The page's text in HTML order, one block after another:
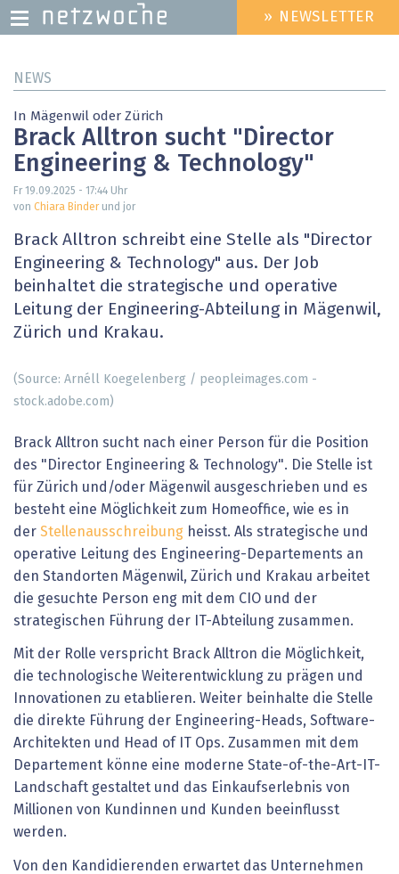
zum
HEADER
MENU
» NEWSLETTER
NEWS
In Mägenwil oder Zürich
Brack Alltron sucht "Director
Engineering & Technology"
Fr 19.09.2025 - 17:44 Uhr
von Chiara Binderund jor
Brack Alltron schreibt eine Stelle als "Director
Engineering & Technology" aus. Der Job
beinhaltet die strategische und operative
Leitung der Engineering-Abteilung in Mägenwil,
Zürich und Krakau.
(Source: Arnéll Koegelenberg / peopleimages.com -
stock.adobe.com)
Brack Alltron sucht nach einer Person für die Position
des "Director Engineering & Technology". Die Stelle ist
für Zürich und/oder Mägenwil ausgeschrieben und es
besteht eine Möglichkeit zum Homeoffice, wie es in
der Stellenausschreibung heisst. Als strategische und
operative Leitung des Engineering-Departements an
den Standorten Mägenwil, Zürich und Krakau arbeitet
die gesuchte Person eng mit dem CIO und der
strategischen Führung der IT-Abteilung zusammen.
Mit der Rolle verspricht Brack Alltron die Möglichkeit,
die technologische Weiterentwicklung zu prägen und
Innovationen zu etablieren. Weiter beinhalte die Stelle
die direkte Führung der Engineering-Heads, Software-
Architekten und Head of IT Ops. Zusammen mit dem
Departement könne eine moderne State-of-the-Art-IT-
Landschaft gestaltet und das Einkaufserlebnis von
Millionen von Kundinnen und Kunden beeinflusst
werden.
Von den Kandidierenden erwartet das Unternehmen